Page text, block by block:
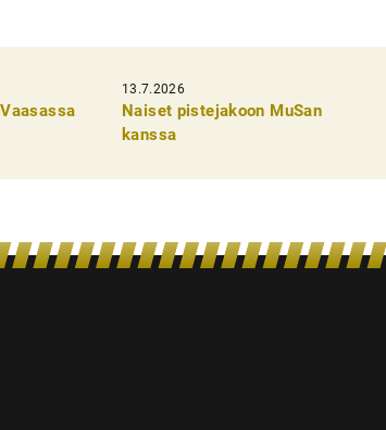
13.7.2026
Naiset pistejakoon MuSan
kanssa